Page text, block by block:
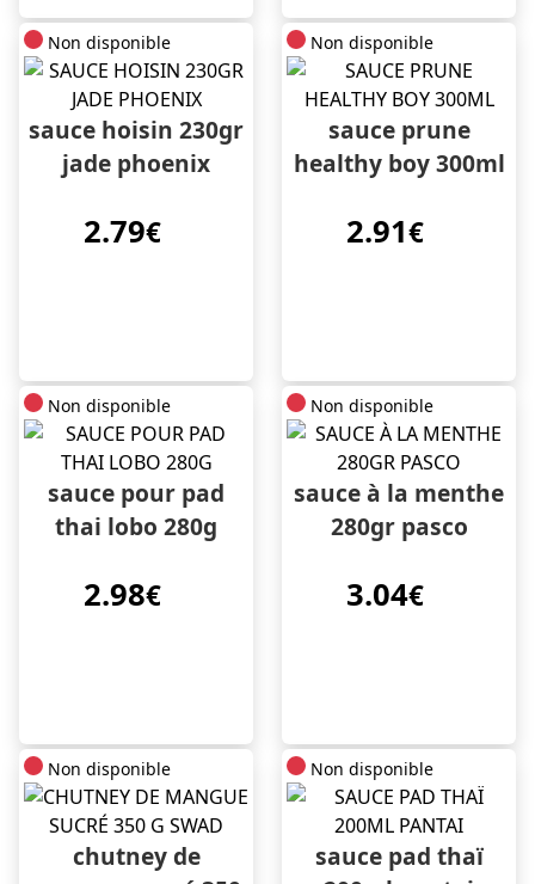
Non disponible
sauce hoisin 230gr
jade phoenix
2.79€
Non disponible
sauce prune
healthy boy 300ml
2.91€
Non disponible
sauce pour pad
thai lobo 280g
2.98€
Non disponible
sauce à la menthe
280gr pasco
3.04€
Non disponible
chutney de
Non disponible
sauce pad thaï